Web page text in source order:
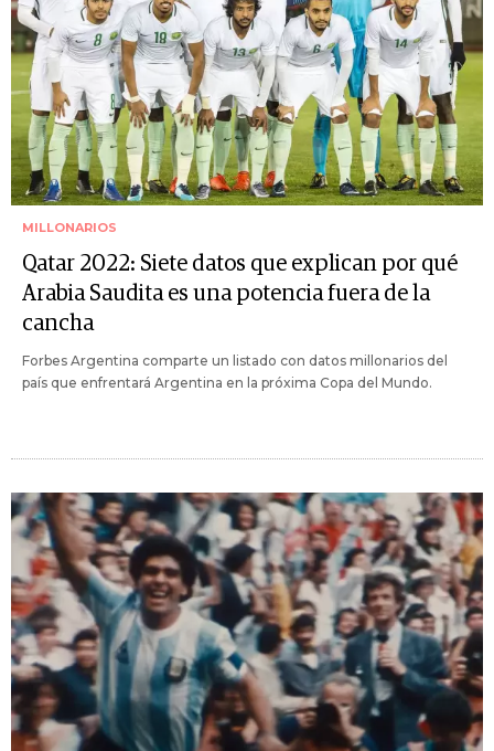
MILLONARIOS
Qatar 2022: Siete datos que explican por qué
Arabia Saudita es una potencia fuera de la
cancha
Forbes Argentina comparte un listado con datos millonarios del
país que enfrentará Argentina en la próxima Copa del Mundo.